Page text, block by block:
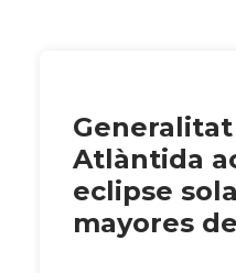
Atlàntida
eclipse
mayores